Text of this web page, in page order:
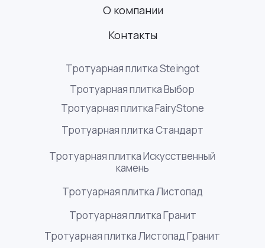
Контакты
О компании
Тротуарная плитка Steingot
Тротуарная плитка FairyStone
Тротуарная плитка Выбор
Тротуарная плитка Стандарт
Тротуарная плитка Искусственный
камень
Тротуарная плитка Листопад
Тротуарная плитка Гранит
Тротуарная плитка Листопад Гранит